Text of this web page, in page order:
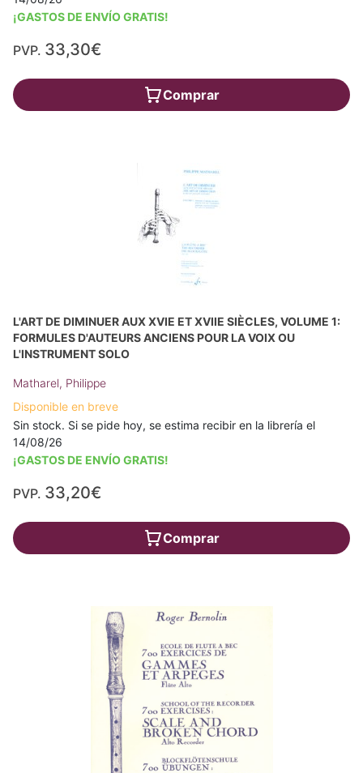
¡GASTOS DE ENVÍO GRATIS!
PVP. 33,30€
Comprar
L'ART DE DIMINUER AUX XVIE ET XVIIE SIÈCLES, VOLUME 1:
FORMULES D'AUTEURS ANCIENS POUR LA VOIX OU
L'INSTRUMENT SOLO
Matharel, Philippe
Disponible en breve
Sin stock. Si se pide hoy, se estima recibir en la librería el
14/08/26
¡GASTOS DE ENVÍO GRATIS!
PVP. 33,20€
Comprar